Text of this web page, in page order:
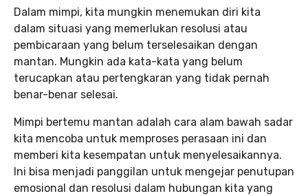
Dalam mimpi, kita mungkin menemukan diri kita
dalam situasi yang memerlukan resolusi atau
pembicaraan yang belum terselesaikan dengan
mantan. Mungkin ada kata-kata yang belum
terucapkan atau pertengkaran yang tidak pernah
benar-benar selesai.
Mimpi bertemu mantan adalah cara alam bawah sadar
kita mencoba untuk memproses perasaan ini dan
memberi kita kesempatan untuk menyelesaikannya.
Ini bisa menjadi panggilan untuk mengejar penutupan
emosional dan resolusi dalam hubungan kita yang